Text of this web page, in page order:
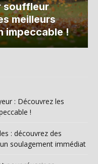
souffleur
meilleurs
impeccable !
: Découvrez les
!
: découvrez des
soulagement immédiat